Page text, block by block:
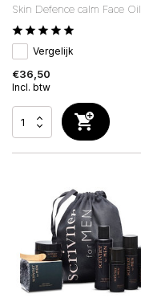
Skin Defence calm Face Oil
Vergelijk
€36,50
Incl. btw